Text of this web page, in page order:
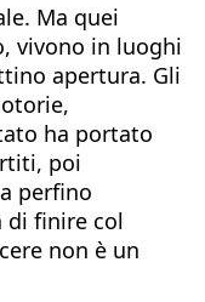
Ma quei
vivono in luoghi
apertura. Gli
ha portato
poi
perfino
di finire col
non è un